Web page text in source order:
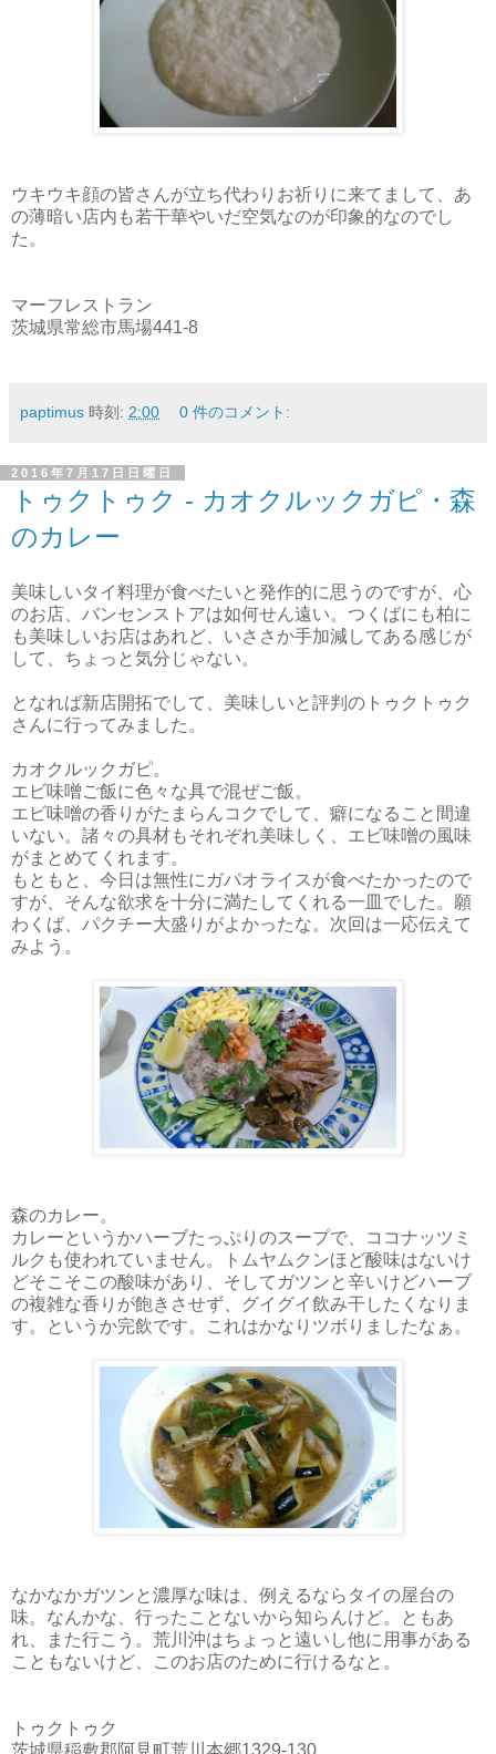
ウキウキ顔の皆さんが立ち代わりお祈りに来てまして、あ
の薄暗い店内も若干華やいだ空気なのが印象的なのでし
た。
マーフレストラン
茨城県常総市馬場441-8
paptimus 時刻: 2:00 0 件のコメント:
2016年7月17日日曜日
トゥクトゥク - カオクルックガピ・森
のカレー
美味しいタイ料理が食べたいと発作的に思うのですが、心
のお店、バンセンストアは如何せん遠い。つくばにも柏に
も美味しいお店はあれど、いささか手加減してある感じが
して、ちょっと気分じゃない。
となれば新店開拓でして、美味しいと評判のトゥクトゥク
さんに行ってみました。
カオクルックガピ。
エビ味噌ご飯に色々な具で混ぜご飯。
エビ味噌の香りがたまらんコクでして、癖になること間違
いない。諸々の具材もそれぞれ美味しく、エビ味噌の風味
がまとめてくれます。
もともと、今日は無性にガパオライスが食べたかったので
すが、そんな欲求を十分に満たしてくれる一皿でした。願
わくば、パクチー大盛りがよかったな。次回は一応伝えて
みよう。
森のカレー。
カレーというかハーブたっぷりのスープで、ココナッツミ
ルクも使われていません。トムヤムクンほど酸味はないけ
どそこそこの酸味があり、そしてガツンと辛いけどハーブ
の複雑な香りが飽きさせず、グイグイ飲み干したくなりま
す。というか完飲です。これはかなりツボりましたなぁ。
なかなかガツンと濃厚な味は、例えるならタイの屋台の
味。なんかな、行ったことないから知らんけど。ともあ
れ、また行こう。荒川沖はちょっと遠いし他に用事がある
こともないけど、このお店のために行けるなと。
トゥクトゥク
茨城県稲敷郡阿見町荒川本郷1329-130